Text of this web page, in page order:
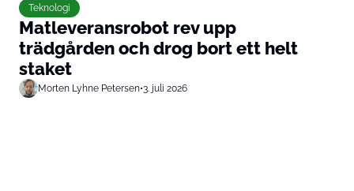
Teknologi
Matleveransrobot rev upp
trädgården och drog bort ett helt
staket
Morten Lyhne Petersen•3. juli 2026